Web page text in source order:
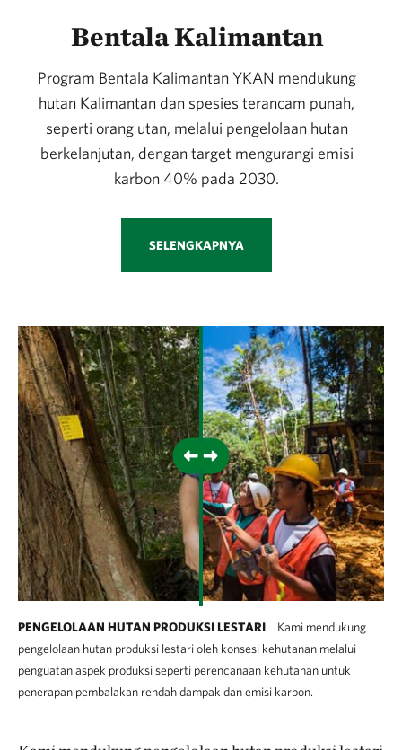
Bentala Kalimantan
Program Bentala Kalimantan YKAN mendukung
hutan Kalimantan dan spesies terancam punah,
seperti orang utan, melalui pengelolaan hutan
berkelanjutan, dengan target mengurangi emisi
karbon 40% pada 2030.
SELENGKAPNYA
PENGELOLAAN HUTAN PRODUKSI LESTARI
Kami mendukung
pengelolaan hutan produksi lestari oleh konsesi kehutanan melalui
penguatan aspek produksi seperti perencanaan kehutanan untuk
penerapan pembalakan rendah dampak dan emisi karbon.